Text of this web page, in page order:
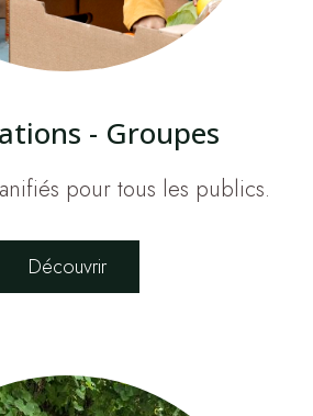
- Groupes
pour tous les publics.
Découvrir